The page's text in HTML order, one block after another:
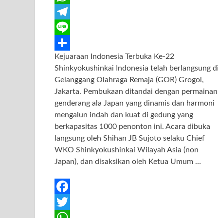
c
e
b
o
k
w
t
r
W
h
a
t
A
p
T
e
l
g
r
m
L
i
e
S
a
r
Kejuaraan Indonesia Terbuka Ke-22
Shinkyokushinkai Indonesia telah berlangsung di
Gelanggang Olahraga Remaja (GOR) Grogol,
Jakarta. Pembukaan ditandai dengan permainan
genderang ala Japan yang dinamis dan harmoni
mengalun indah dan kuat di gedung yang
berkapasitas 1000 penonton ini. Acara dibuka
langsung oleh Shihan JB Sujoto selaku Chief
WKO Shinkyokushinkai Wilayah Asia (non
Japan), dan disaksikan oleh Ketua Umum …
F